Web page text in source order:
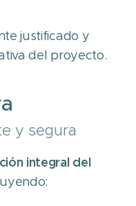
justificado y
del proyecto.
y segura
integral del